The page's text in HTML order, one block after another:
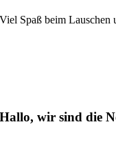
Viel Spaß beim Lauschen
Hallo, wir sind die